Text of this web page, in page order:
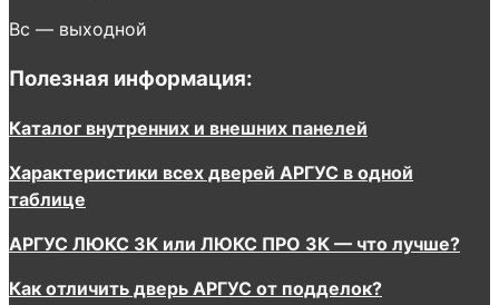
Вс — выходной
Полезная информация:
Каталог внутренних и внешних панелей
Характеристики всех дверей АРГУС в одной
таблице
АРГУС ЛЮКС 3К или ЛЮКС ПРО 3К — что лучше?
Как отличить дверь АРГУС от подделок?